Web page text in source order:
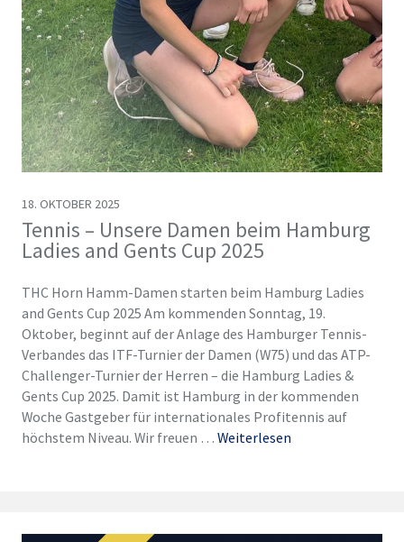
Tennis – Unsere Damen beim Hamburg
Ladies and Gents Cup 2025
18. OKTOBER 2025
THC Horn Hamm-Damen starten beim Hamburg Ladies
and Gents Cup 2025 Am kommenden Sonntag, 19.
Oktober, beginnt auf der Anlage des Hamburger Tennis-
Verbandes das ITF-Turnier der Damen (W75) und das ATP-
Challenger-Turnier der Herren – die Hamburg Ladies &
Gents Cup 2025. Damit ist Hamburg in der kommenden
Woche Gastgeber für internationales Profitennis auf
höchstem Niveau. Wir freuen … Weiterlesen